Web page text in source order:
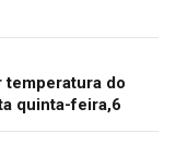
temperatura do
quinta-feira,6